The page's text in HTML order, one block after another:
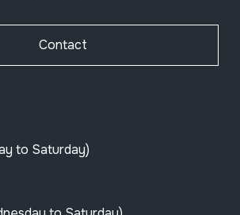
Contact
to Saturday)